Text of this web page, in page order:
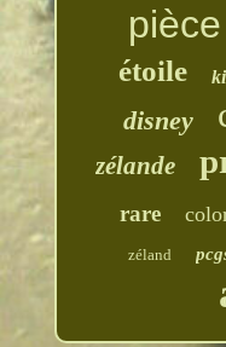
pièce
étoile
disney
zélande
rare
zéland